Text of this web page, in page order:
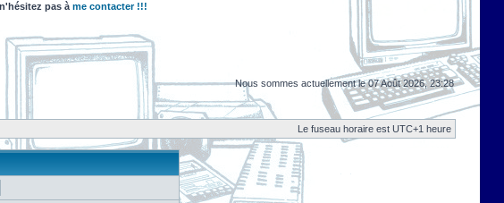
pas à me contacter !!!
Nous sommes actuellement le 07 Août 2026, 23:28
Le fuseau horaire est UTC+1 heure